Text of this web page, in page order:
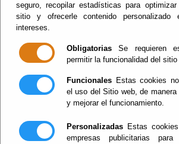
seguro, recopilar estadísticas para
sitio y ofrecerle contenido
intereses.
Obligatorias Se requieren
permitir la funcionalidad del sitio
Funcionales Estas cookies
el uso del Sitio web, de manera
y mejorar el funcionamiento.
Personalizadas Estas
empresas publicitarias para
Nombre y apellidos: (*)
Dirección:
Población: